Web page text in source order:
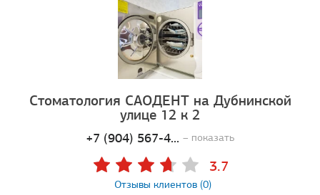
Стоматология САОДЕНТ на Дубнинской
улице 12 к 2
+7 (904) 567-4... – показать
3.7
Отзывы клиентов (0)